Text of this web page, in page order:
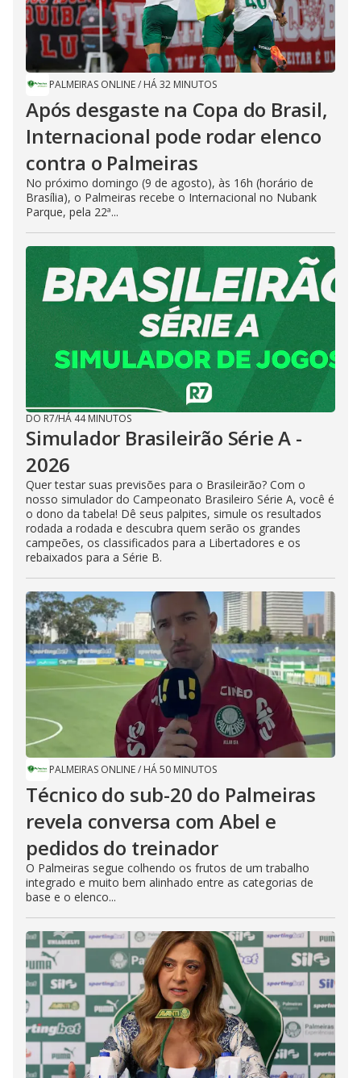
PALMEIRAS ONLINE/ HÁ 32 MINUTOS
Após desgaste na Copa do Brasil,
Internacional pode rodar elenco
contra o Palmeiras
No próximo domingo (9 de agosto), às 16h (horário de
Brasília), o Palmeiras recebe o Internacional no Nubank
Parque, pela 22ª...
DO R7/HÁ 44 MINUTOS
Simulador Brasileirão Série A -
2026
Quer testar suas previsões para o Brasileirão? Com o
nosso simulador do Campeonato Brasileiro Série A, você é
o dono da tabela! Dê seus palpites, simule os resultados
rodada a rodada e descubra quem serão os grandes
campeões, os classificados para a Libertadores e os
rebaixados para a Série B.
PALMEIRAS ONLINE/ HÁ 50 MINUTOS
Técnico do sub-20 do Palmeiras
revela conversa com Abel e
pedidos do treinador
O Palmeiras segue colhendo os frutos de um trabalho
integrado e muito bem alinhado entre as categorias de
base e o elenco...